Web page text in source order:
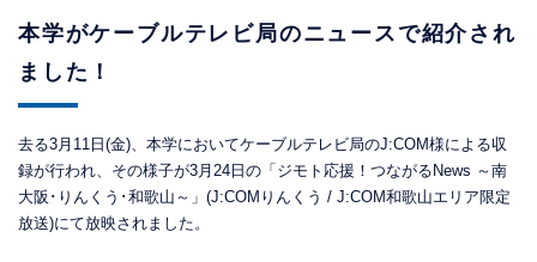
本学がケーブルテレビ局のニュースで紹介され
ました！
去る3月11日(金)、本学においてケーブルテレビ局のJ:COM様による収
録が行われ、その様子が3月24日の「ジモト応援！つながるNews ～南
大阪･りんくう･和歌山～」(J:COMりんくう / J:COM和歌山エリア限定
放送)にて放映されました。